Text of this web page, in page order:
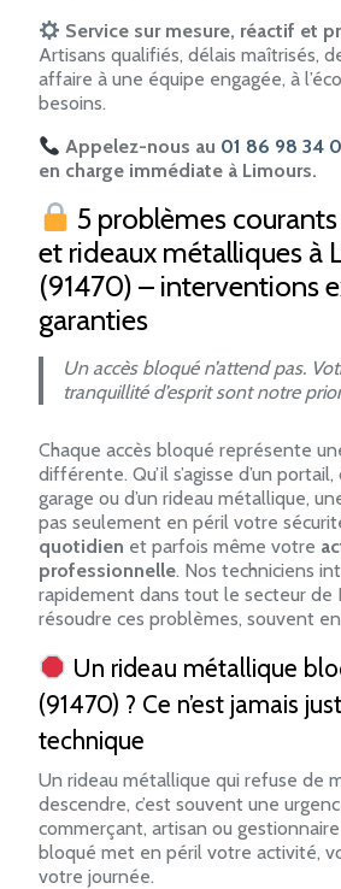
Service sur mesure, réactif et
Artisans qualifiés, délais maîtrisés,
affaire à une équipe engagée, à
besoins.
Appelez-nous au 01 86 98 34
en charge immédiate à Limours.
5 problèmes
et rideaux métalliques à
(91470) – interventions
garanties
Un accès bloqué n’attend pas.
tranquillité d’esprit sont notre
Chaque accès bloqué représente
différente. Qu’il s’agisse d’un
garage ou d’un rideau métallique,
pas seulement en péril votre
quotidien et parfois même votre
professionnelle. Nos techniciens
rapidement dans tout le secteur de
résoudre ces problèmes, souvent
Un rideau métallique
(91470) ? Ce n’est jamais
technique
Un rideau métallique qui refuse de
descendre, c’est souvent une
commerçant, artisan ou
bloqué met en péril votre activité,
votre journée.